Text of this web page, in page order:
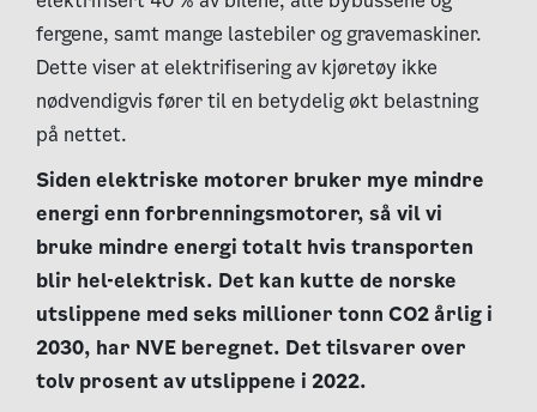
fergene, samt mange lastebiler og gravemaskiner.
Dette viser at elektrifisering av kjøretøy ikke
nødvendigvis fører til en betydelig økt belastning
på nettet.
Siden elektriske motorer bruker mye mindre
energi enn forbrenningsmotorer, så vil vi
bruke mindre energi totalt hvis transporten
blir hel-elektrisk. Det kan kutte de norske
utslippene med seks millioner tonn CO2 årlig i
2030, har NVE beregnet. Det tilsvarer over
tolv prosent av utslippene i 2022.